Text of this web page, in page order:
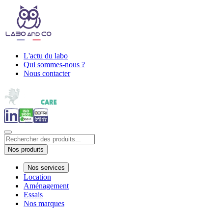
L'actu du labo
Qui sommes-nous ?
Nous contacter
Nos produits
Nos services
Location
Aménagement
Essais
Nos marques